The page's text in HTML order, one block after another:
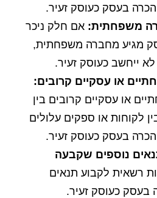
בעסק כעוסק זעיר.
משפחתית: אם חלק ניכר
מגיע מחברה משפחתית,
ייחשב כעוסק זעיר.
או עסקיים קרובים:
או עסקיים קרובים בין
לקוחות או ספקים עלולים
בעסק כעוסק זעיר.
נוספים שקבעה
רשאית לקבוע תנאים
בעסק כעוסק זעיר.